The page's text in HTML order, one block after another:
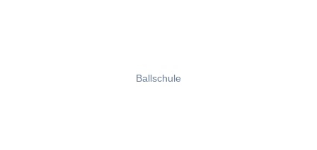
Ballschule